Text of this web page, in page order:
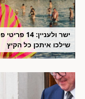
ישר
שילכו איתכן כל הקיץ